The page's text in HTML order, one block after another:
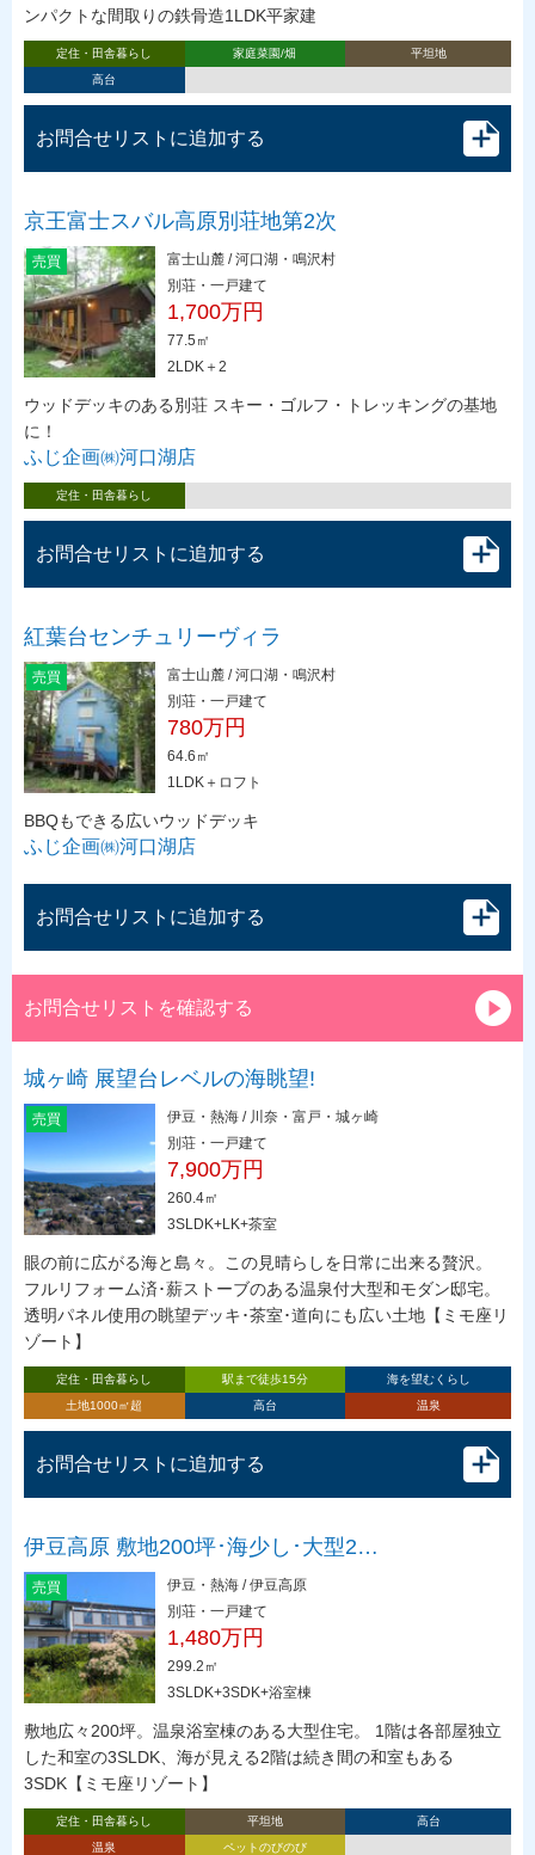
ンパクトな間取りの鉄骨造1LDK平家建
定住・田舎暮らし 家庭菜園/畑
平坦地
高台
お問合せリストに追加する
京王富士スバル高原別荘地第2次
売買
富士山麓 / 河口湖・鳴沢村
別荘・一戸建て
1,700万円
77.5㎡
2LDK＋2
ウッドデッキのある別荘 スキー・ゴルフ・トレッキングの基地
に！
ふじ企画㈱河口湖店
定住・田舎暮らし
お問合せリストに追加する
紅葉台センチュリーヴィラ
売買
富士山麓 / 河口湖・鳴沢村
別荘・一戸建て
780万円
64.6㎡
1LDK＋ロフト
BBQもできる広いウッドデッキ
ふじ企画㈱河口湖店
お問合せリストに追加する
お問合せリストを確認する
城ヶ崎 展望台レベルの海眺望!
売買
伊豆・熱海 / 川奈・富戸・城ヶ崎
別荘・一戸建て
7,900万円
260.4㎡
3SLDK+LK+茶室
眼の前に広がる海と島々。この見晴らしを日常に出来る贅沢。
フルリフォーム済･薪ストーブのある温泉付大型和モダン邸宅。
透明パネル使用の眺望デッキ･茶室･道向にも広い土地【ミモ座リ
ゾート】
定住・田舎暮らし 駅まで徒歩15分
海を望むくらし
土地1000㎡超
高台 温泉
お問合せリストに追加する
伊豆高原 敷地200坪･海少し･大型2…
売買
伊豆・熱海 / 伊豆高原
別荘・一戸建て
1,480万円
299.2㎡
3SLDK+3SDK+浴室棟
敷地広々200坪。温泉浴室棟のある大型住宅。 1階は各部屋独立
した和室の3SLDK、海が見える2階は続き間の和室もある
3SDK【ミモ座リゾート】
定住・田舎暮らし 平坦地
高台
温泉
ペットのびのび